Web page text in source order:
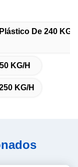
De 240 KG/
KG/H
KG/H